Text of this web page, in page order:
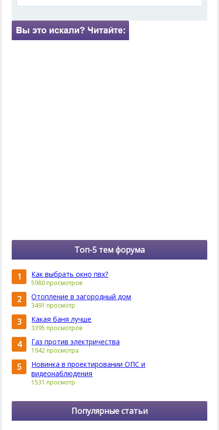
Топ-5 тем форума
1 Как выбрать окно пвх?
5980 просмотров
2 Отопление в загородный дом
3491 просмотр
3 Какая баня лучше
3395 просмотров
4 Газ против электричества
1942 просмотра
5
Новинка в проектировании ОПС и
видеонаблюдения
1531 просмотр
Популярные статьи